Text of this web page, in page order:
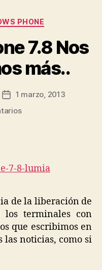
PHONE
7.8 Nos
más..
Fecha
de
1 marzo, 2013
en
esperábamos
de la liberación de
terminales con
que escribimos en
las noticias, como si